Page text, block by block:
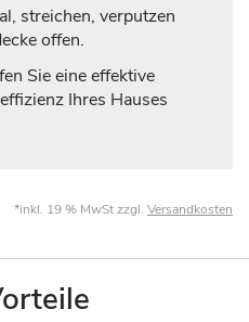
streichen, verputzen
offen.
Sie eine effektive
Ihres Hauses
*inkl. 19 % MwSt zzgl. Versandkosten